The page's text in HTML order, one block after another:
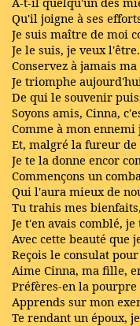
Qu'il joigne à ses
Je suis maître de moi
Je le suis, je veux
Conservez à jamais
Je triomphe
De qui le souvenir
Soyons amis, Cinna,
Comme à mon
Et, malgré la fureur de
Je te la donne encor
Commençons un
Qui l'aura mieux de
Tu trahis mes
Je t'en avais comblé,
Avec cette beauté que
Reçois le consulat
Aime Cinna, ma fille,
Préfères-en la pourpre
Apprends sur mon
Te rendant un époux,